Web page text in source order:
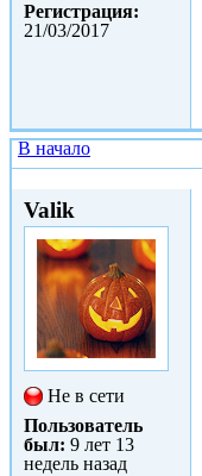
Регистрация:
21/03/2017
В начало
Valik
Не в сети
Пользователь
был: 9 лет 13
недель назад